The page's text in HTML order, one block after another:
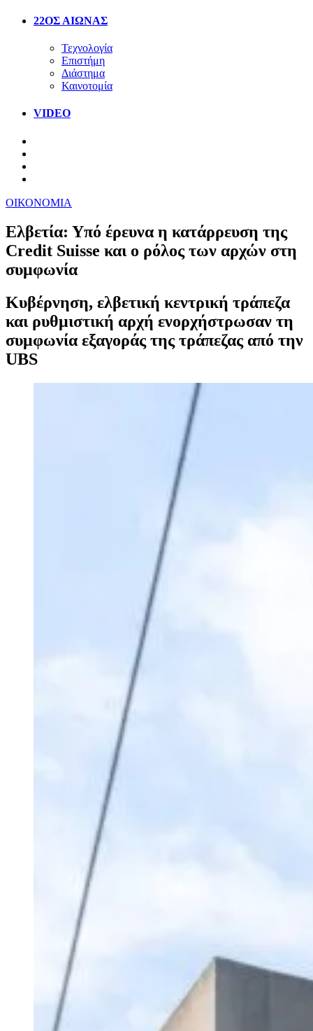
22ΟΣ ΑΙΩΝΑΣ
Τεχνολογία
Επιστήμη
Διάστημα
Καινοτομία
VIDEO
ΟΙΚΟΝΟΜΙΑ
Ελβετία: Υπό έρευνα η κατάρρευση της
Credit Suisse και ο ρόλος των αρχών στη
συμφωνία
Κυβέρνηση, ελβετική κεντρική τράπεζα
και ρυθμιστική αρχή ενορχήστρωσαν τη
συμφωνία εξαγοράς της τράπεζας από την
UBS